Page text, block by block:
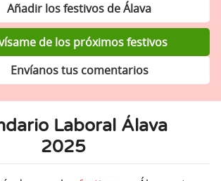
Laboral Álava
2025
Añadir los festivos de Álava
de los próximos festivos
Envíanos tus comentarios